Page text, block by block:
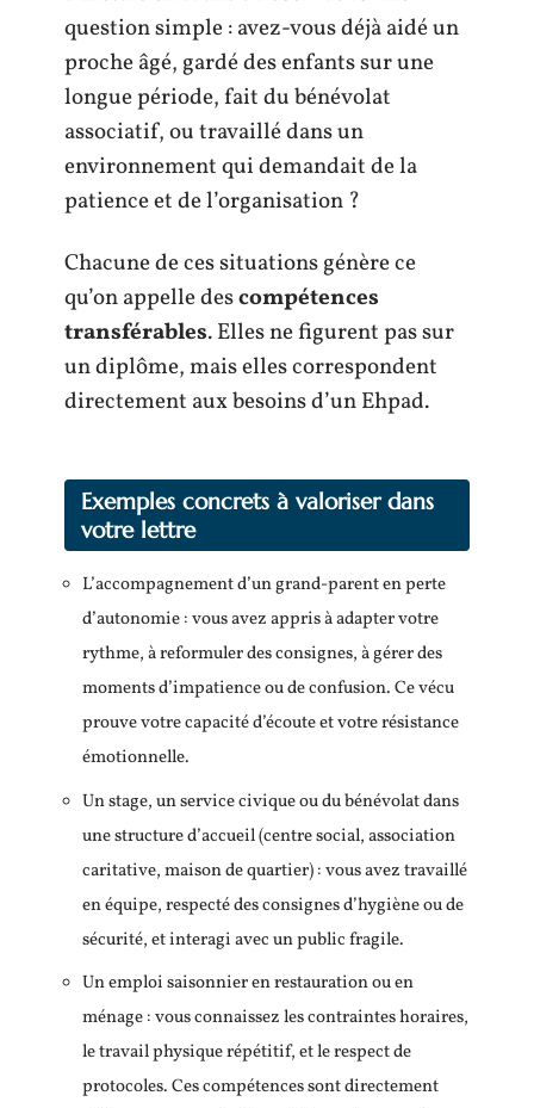
question simple : avez-vous déjà aidé un
proche âgé, gardé des enfants sur une
longue période, fait du bénévolat
associatif, ou travaillé dans un
environnement qui demandait de la
patience et de l’organisation ?
Chacune de ces situations génère ce
qu’on appelle descompétences
transférables. Elles ne figurent pas sur
un diplôme, mais elles correspondent
directement aux besoins d’un Ehpad.
Exemples concrets à valoriser dans
votre lettre
L’accompagnement d’un grand-parent en perte
d’autonomie : vous avez appris à adapter votre
rythme, à reformuler des consignes, à gérer des
moments d’impatience ou de confusion. Ce vécu
prouve votre capacité d’écoute et votre résistance
émotionnelle.
Un stage, un service civique ou du bénévolat dans
une structure d’accueil (centre social, association
caritative, maison de quartier) : vous avez travaillé
en équipe, respecté des consignes d’hygiène ou de
sécurité, et interagi avec un public fragile.
Un emploi saisonnier en restauration ou en
ménage : vous connaissez les contraintes horaires,
le travail physique répétitif, et le respect de
protocoles. Ces compétences sont directement